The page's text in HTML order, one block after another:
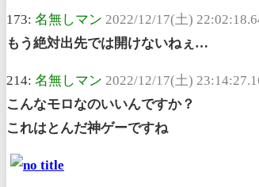
173: 名無しマン 2022/12/17(土)
もう絶対出先では開けないねぇ…
214: 名無しマン 2022/12/17(土)
こんなモロなのいいんですか？
これはとんだ神ゲーですね